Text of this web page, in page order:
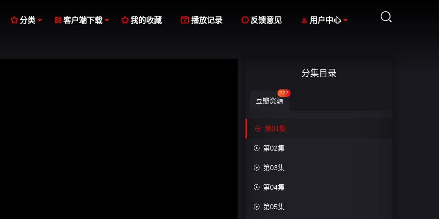

分类 客户端下载 我的收藏  播放记录  反馈意见  用户中心
分集目录
豆瓣资源
127
 第01集
 第02集
 第03集
 第04集
 第05集